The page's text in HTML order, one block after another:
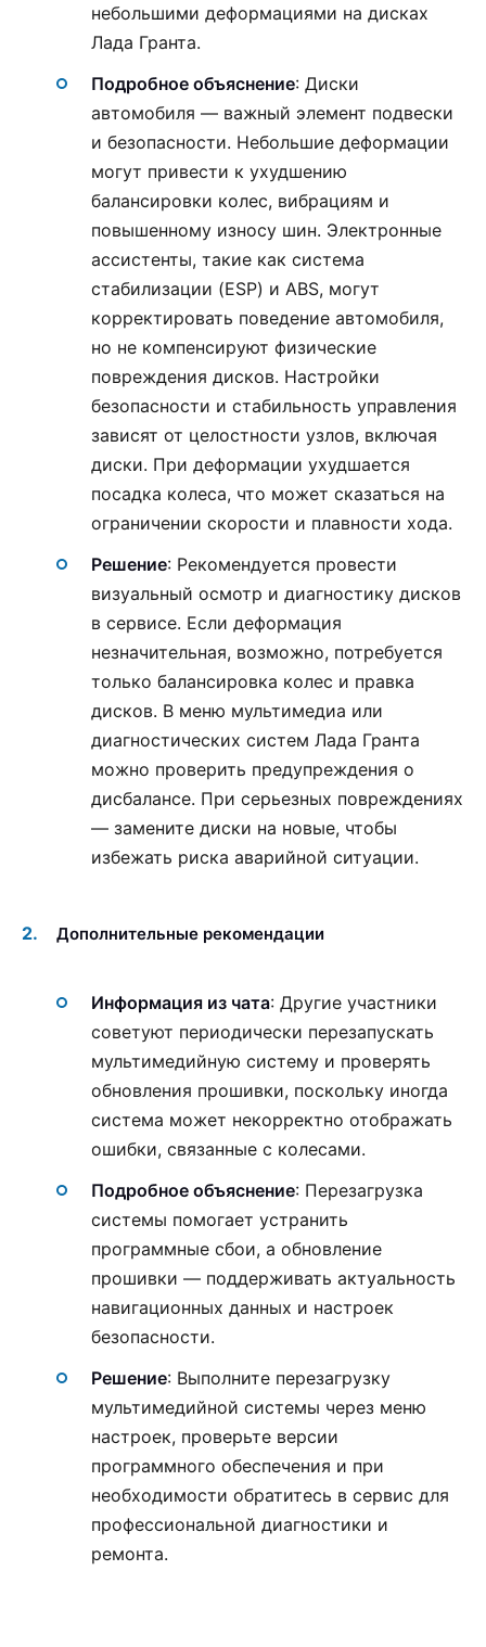
небольшими деформациями на дисках
Лада Гранта.
Подробное объяснение: Диски
автомобиля — важный элемент подвески
и безопасности. Небольшие деформации
могут привести к ухудшению
балансировки колес, вибрациям и
повышенному износу шин. Электронные
ассистенты, такие как система
стабилизации (ESP) и ABS, могут
корректировать поведение автомобиля,
но не компенсируют физические
повреждения дисков. Настройки
безопасности и стабильность управления
зависят от целостности узлов, включая
диски. При деформации ухудшается
посадка колеса, что может сказаться на
ограничении скорости и плавности хода.
Решение: Рекомендуется провести
визуальный осмотр и диагностику дисков
в сервисе. Если деформация
незначительная, возможно, потребуется
только балансировка колес и правка
дисков. В меню мультимедиа или
диагностических систем Лада Гранта
можно проверить предупреждения о
дисбалансе. При серьезных повреждениях
— замените диски на новые, чтобы
избежать риска аварийной ситуации.
Дополнительные рекомендации
Информация из чата: Другие участники
советуют периодически перезапускать
мультимедийную систему и проверять
обновления прошивки, поскольку иногда
система может некорректно отображать
ошибки, связанные с колесами.
Подробное объяснение: Перезагрузка
системы помогает устранить
программные сбои, а обновление
прошивки — поддерживать актуальность
навигационных данных и настроек
безопасности.
Решение: Выполните перезагрузку
мультимедийной системы через меню
настроек, проверьте версии
программного обеспечения и при
необходимости обратитесь в сервис для
профессиональной диагностики и
ремонта.